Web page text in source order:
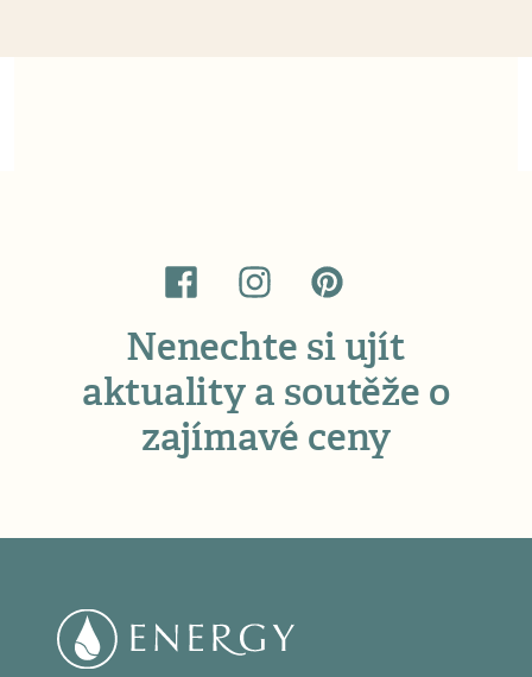
Nenechte si ujít
aktuality a soutěže o
zajímavé ceny